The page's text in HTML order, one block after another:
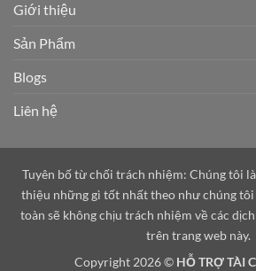
Giới thiệu
Sản Phẩm
Blogs
Liên hệ
Tuyên bố từ chối trách nhiệm: Chúng tôi
thiệu những gì tốt nhất theo như chúng tôi
toàn sẽ không chịu trách nhiệm về các
trên trang web này.
Copyright 2026 © HỖ TRỢ TÀI